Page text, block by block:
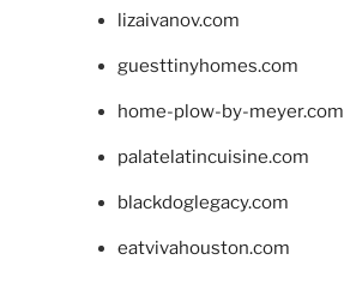
lizaivanov.com
guesttinyhomes.com
home-plow-by-meyer.com
palatelatincuisine.com
blackdoglegacy.com
eatvivahouston.com